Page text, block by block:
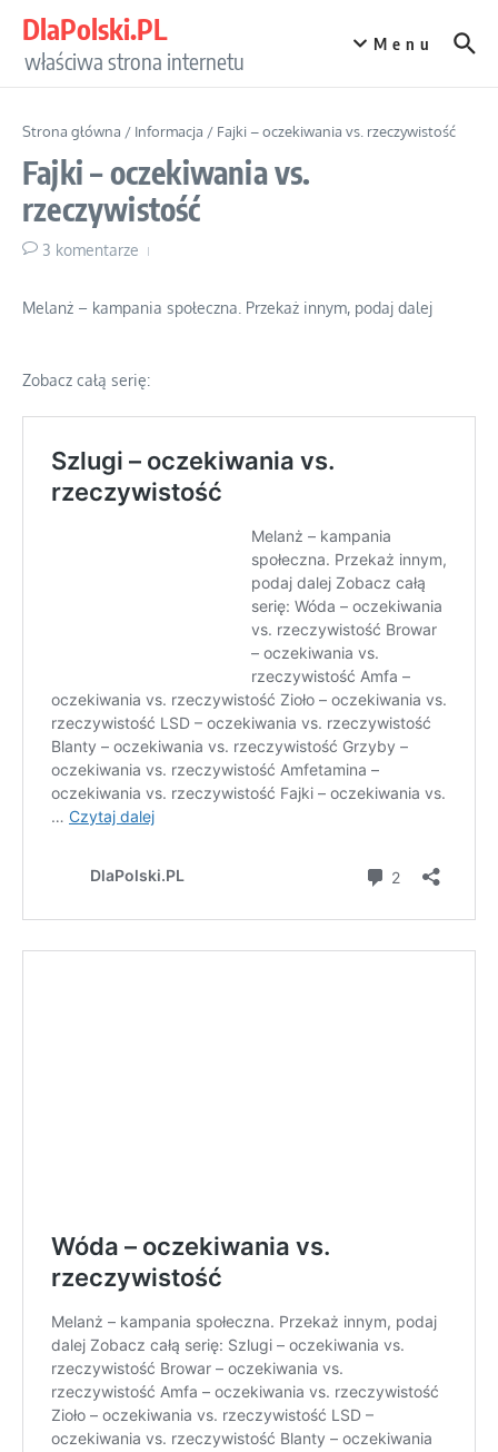
DlaPolski.PL
właściwa strona internetu
Menu
Strona główna / Informacja / Fajki – oczekiwania vs. rzeczywistość
Fajki – oczekiwania vs.
rzeczywistość
3 komentarze
Melanż – kampania społeczna. Przekaż innym, podaj dalej
Zobacz całą serię: